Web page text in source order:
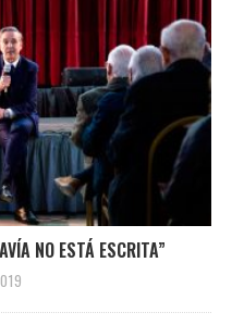
NO ESTÁ ESCRITA”